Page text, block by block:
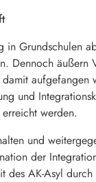
in
Dennoch
und
werden.
und
der
AK-Asyl